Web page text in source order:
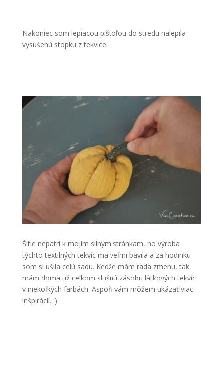
Nakoniec som lepiacou pištoľou do stredu nalepila
vysušenú stopku z tekvice.
Šitie nepatrí k mojim silným stránkam, no výroba
týchto textilných tekvíc ma veľmi bavila a za hodinku
som si ušila celú sadu. Kedže mám rada zmenu, tak
mám doma už celkom slušnú zásobu látkových tekvíc
v niekoľkých farbách. Aspoň vám môžem ukázať viac
inšpirácií. :)